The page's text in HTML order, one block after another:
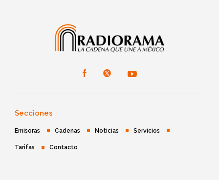
Secciones
Emisoras Cadenas Noticias Servicios
Tarifas Contacto